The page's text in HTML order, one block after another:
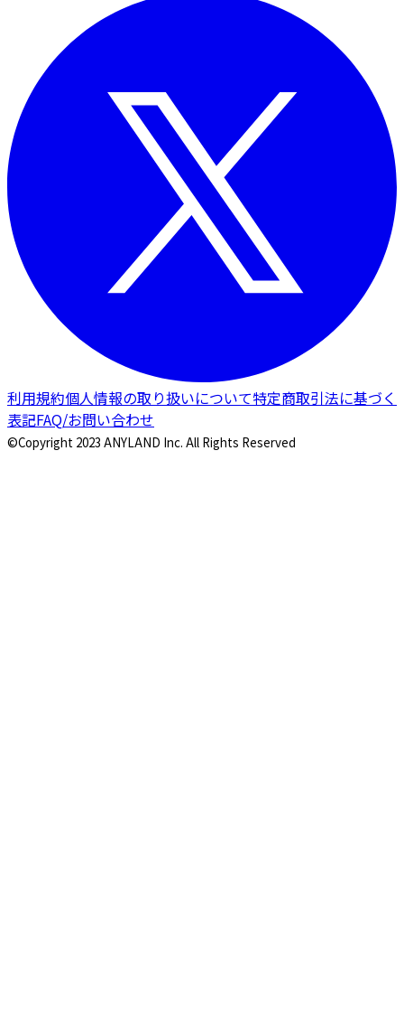
利用規約個人情報の取り扱いについて特定商取引法に基づく
表記FAQ/お問い合わせ
©Copyright 2023 ANYLAND Inc. All Rights Reserved